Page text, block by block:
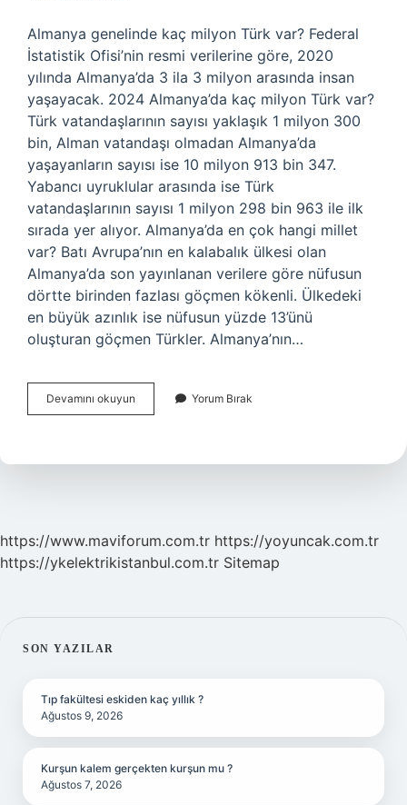
Almanya genelinde kaç milyon Türk var? Federal
İstatistik Ofisi’nin resmi verilerine göre, 2020
yılında Almanya’da 3 ila 3 milyon arasında insan
yaşayacak. 2024 Almanya’da kaç milyon Türk var?
Türk vatandaşlarının sayısı yaklaşık 1 milyon 300
bin, Alman vatandaşı olmadan Almanya’da
yaşayanların sayısı ise 10 milyon 913 bin 347.
Yabancı uyruklular arasında ise Türk
vatandaşlarının sayısı 1 milyon 298 bin 963 ile ilk
sırada yer alıyor. Almanya’da en çok hangi millet
var? Batı Avrupa’nın en kalabalık ülkesi olan
Almanya’da son yayınlanan verilere göre nüfusun
dörtte birinden fazlası göçmen kökenli. Ülkedeki
en büyük azınlık ise nüfusun yüzde 13’ünü
oluşturan göçmen Türkler. Almanya’nın…
Devamını okuyun Almanya
Nüfusunun
Türk
Yorum Bırak
https://www.maviforum.com.tr https://yoyuncak.com.tr
https://ykelektrikistanbul.com.tr Sitemap
SIDEBAR
SON YAZILAR
Tıp fakültesi eskiden kaç yıllık ?
Ağustos 9, 2026
Kurşun kalem gerçekten kurşun mu ?
Ağustos 7, 2026